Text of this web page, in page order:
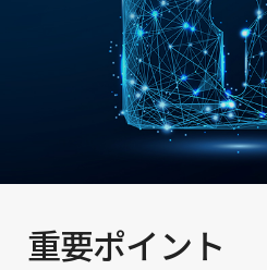
重要ポイント